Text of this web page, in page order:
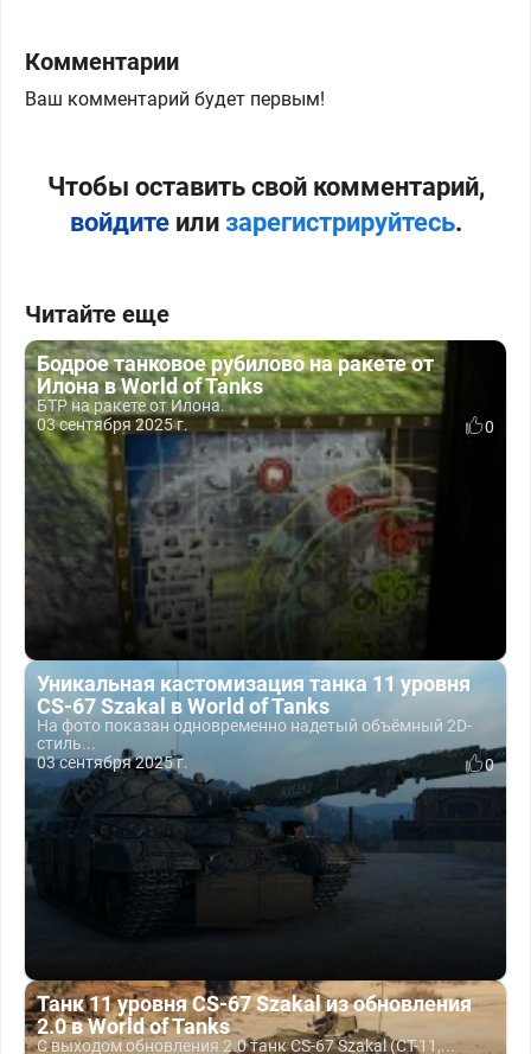
Комментарии
Ваш комментарий будет первым!
Чтобы оставить свой комментарий,
войдитеили зарегистрируйтесь.
Читайте еще
Бодрое танковое рубилово на ракете от
Илона в World of Tanks
БТР на ракете от Илона.
03 сентября 2025 г.
0
Уникальная кастомизация танка 11 уровня
CS-67 Szakal в World of Tanks
На фото показан одновременно надетый объёмный 2D-
стиль...
03 сентября 2025 г.
0
Танк 11 уровня CS-67 Szakal из обновления
2.0 в World of Tanks
С выходом обновления 2.0 танк CS-67 Szakal (СТ-11,...